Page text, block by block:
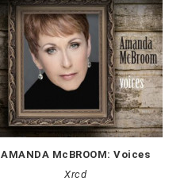
AMANDA McBROOM: Voices
Xrcd